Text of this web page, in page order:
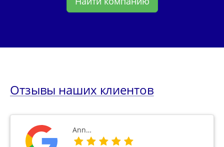
Отзывы наших клиентов
Ann…